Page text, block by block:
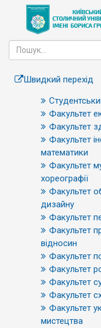
Швидкий перехід
Факультет
Факультет
Факультет
математики
Факультет
хореографії
Факультет
дизайну
Факультет
Факультет
відносин
Факультет
Факультет
Факультет
Факультет
Факультет
мистецтва